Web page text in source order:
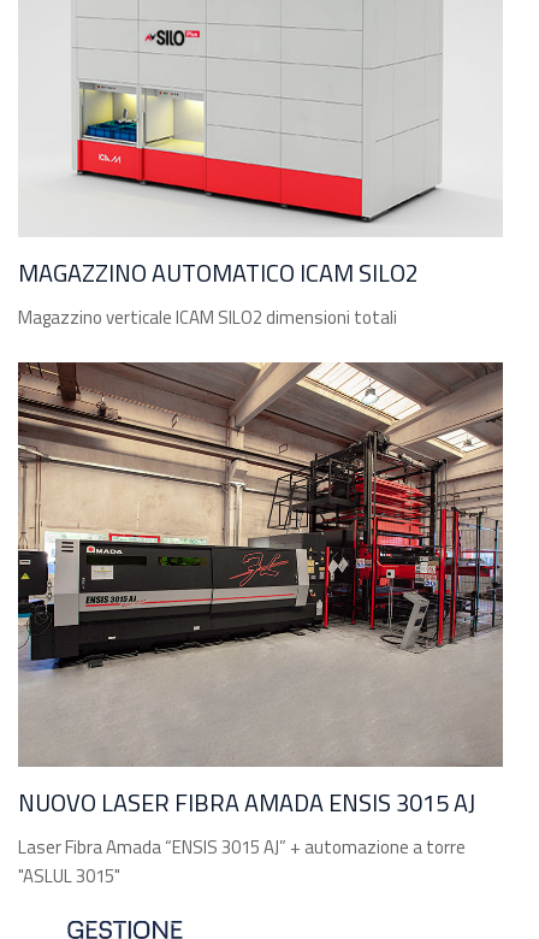
MAGAZZINO AUTOMATICO ICAM SILO2
Magazzino verticale ICAM SILO2 dimensioni totali
NUOVO LASER FIBRA AMADA ENSIS 3015 AJ
Laser Fibra Amada “ENSIS 3015 AJ” + automazione a torre
"ASLUL 3015"